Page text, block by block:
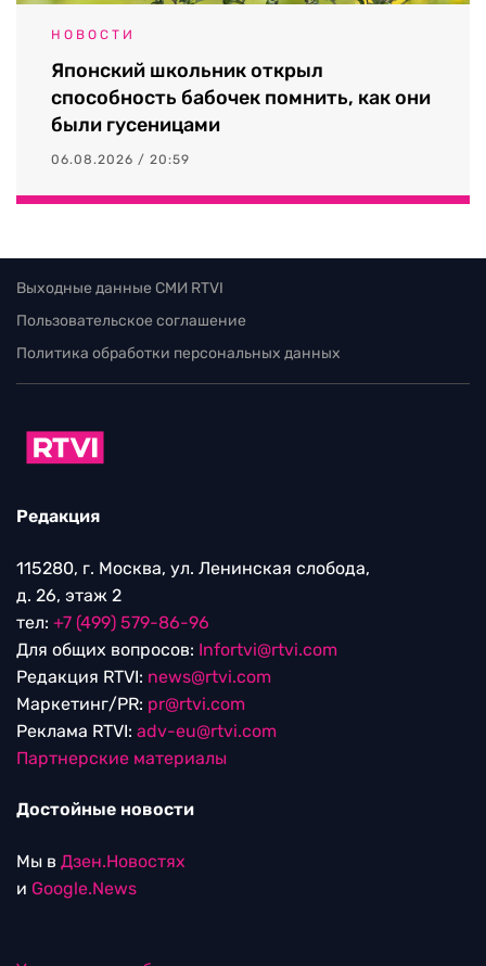
НОВОСТИ
Японский школьник открыл
способность бабочек помнить, как они
были гусеницами
06.08.2026 / 20:59
Выходные данные СМИ RTVI
Пользовательское соглашение
Политика обработки персональных данных
Редакция
115280, г. Москва, ул. Ленинская слобода,
д. 26, этаж 2
тел: +7 (499) 579-86-96
Для общих вопросов: Infortvi@rtvi.com
Редакция RTVI: news@rtvi.com
Маркетинг/PR: pr@rtvi.com
Реклама RTVI: adv-eu@rtvi.com
Партнерские материалы
Достойные новости
Мы в Дзен.Новостях
и Google.News